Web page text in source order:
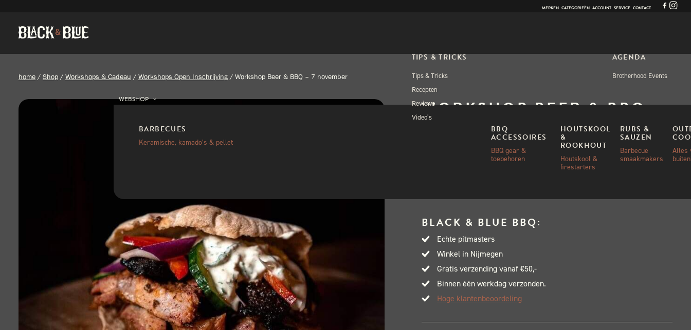
MERKEN CATEGORIEËN ACCOUNT SERVICE CONTACT
WEBSHOP
BARBECUES
Keramische, kamado’s & pellet
BBQ
ACCESSOIRES
BBQ gear &
toebehoren
HOUTSKOOL
&
ROOKHOUT
Houtskool &
firestarters
RUBS &
SAUZEN
Barbecue
smaakmakers
Alles
TIPS & TRICKS
Tips & Tricks
Recepten
Reviews
Video’s
AGENDA
Brotherhood Events
home / Shop / Workshops & Cadeau / Workshops Open Inschrijving / Workshop Beer & BBQ – 7 november
WORKSHOP BEER & BBQ –
7 NOVEMBER
BLACK & BLUE BBQ:
Echte pitmasters
Winkel in Nijmegen
Gratis verzending vanaf €50,-
Binnen één werkdag verzonden.
Hoge klantenbeoordeling